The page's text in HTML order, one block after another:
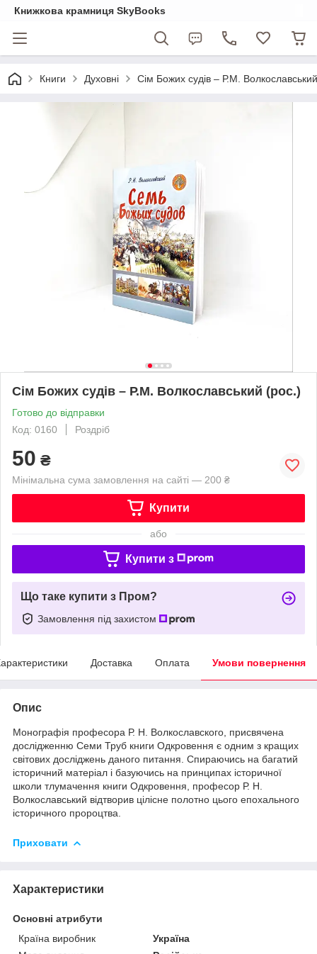
Книжкова крамниця SkyBooks
Книги Духовні Сім Божих судів – Р.М.
Сім Божих судів – Р.М. Волкославський (рос.)
Готово до відправки
Код: 0160
Роздріб
50 ₴
Мінімальна сума замовлення на сайті — 200 ₴
Купити
або
Купити з
Що таке купити з Пром?
Замовлення під захистом
Доставка Оплата Умови повернення
Опис
Монографія професора Р. Н. Волкославского, присвячена
дослідженню Семи Труб книги Одкровення є одним з кращих
світових досліджень даного питання. Спираючись на багатий
історичний матеріал і базуючись на принципах історичної
школи тлумачення книги Одкровення, професор Р. Н.
Волкославський відтворив цілісне полотно цього епохального
історичного пророцтва.
Приховати
Характеристики
Основні атрибути
Країна виробник
Україна